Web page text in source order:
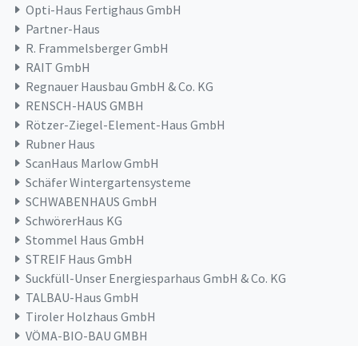
Opti-Haus Fertighaus GmbH
Partner-Haus
R. Frammelsberger GmbH
RAIT GmbH
Regnauer Hausbau GmbH & Co. KG
RENSCH-HAUS GMBH
Rötzer-Ziegel-Element-Haus GmbH
Rubner Haus
ScanHaus Marlow GmbH
Schäfer Wintergartensysteme
SCHWABENHAUS GmbH
SchwörerHaus KG
Stommel Haus GmbH
STREIF Haus GmbH
Suckfüll-Unser Energiesparhaus GmbH & Co. KG
TALBAU-Haus GmbH
Tiroler Holzhaus GmbH
VÖMA-BIO-BAU GMBH